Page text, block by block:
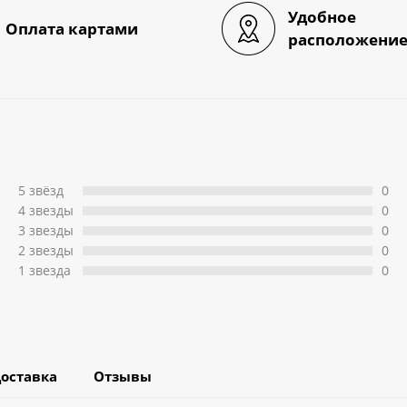
Оплата картами
Удобное
расположение
5 звёзд
4 звeзды
3 звeзды
2 звeзды
1 звeзда
0
0
0
0
0
Отзывы